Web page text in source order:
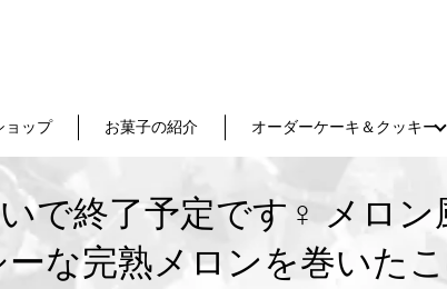
ョップ お菓子の紹介 オーダーケーキ＆クッキー
で終了予定です‍♀️ メロ
な完熟メロンを巻いた